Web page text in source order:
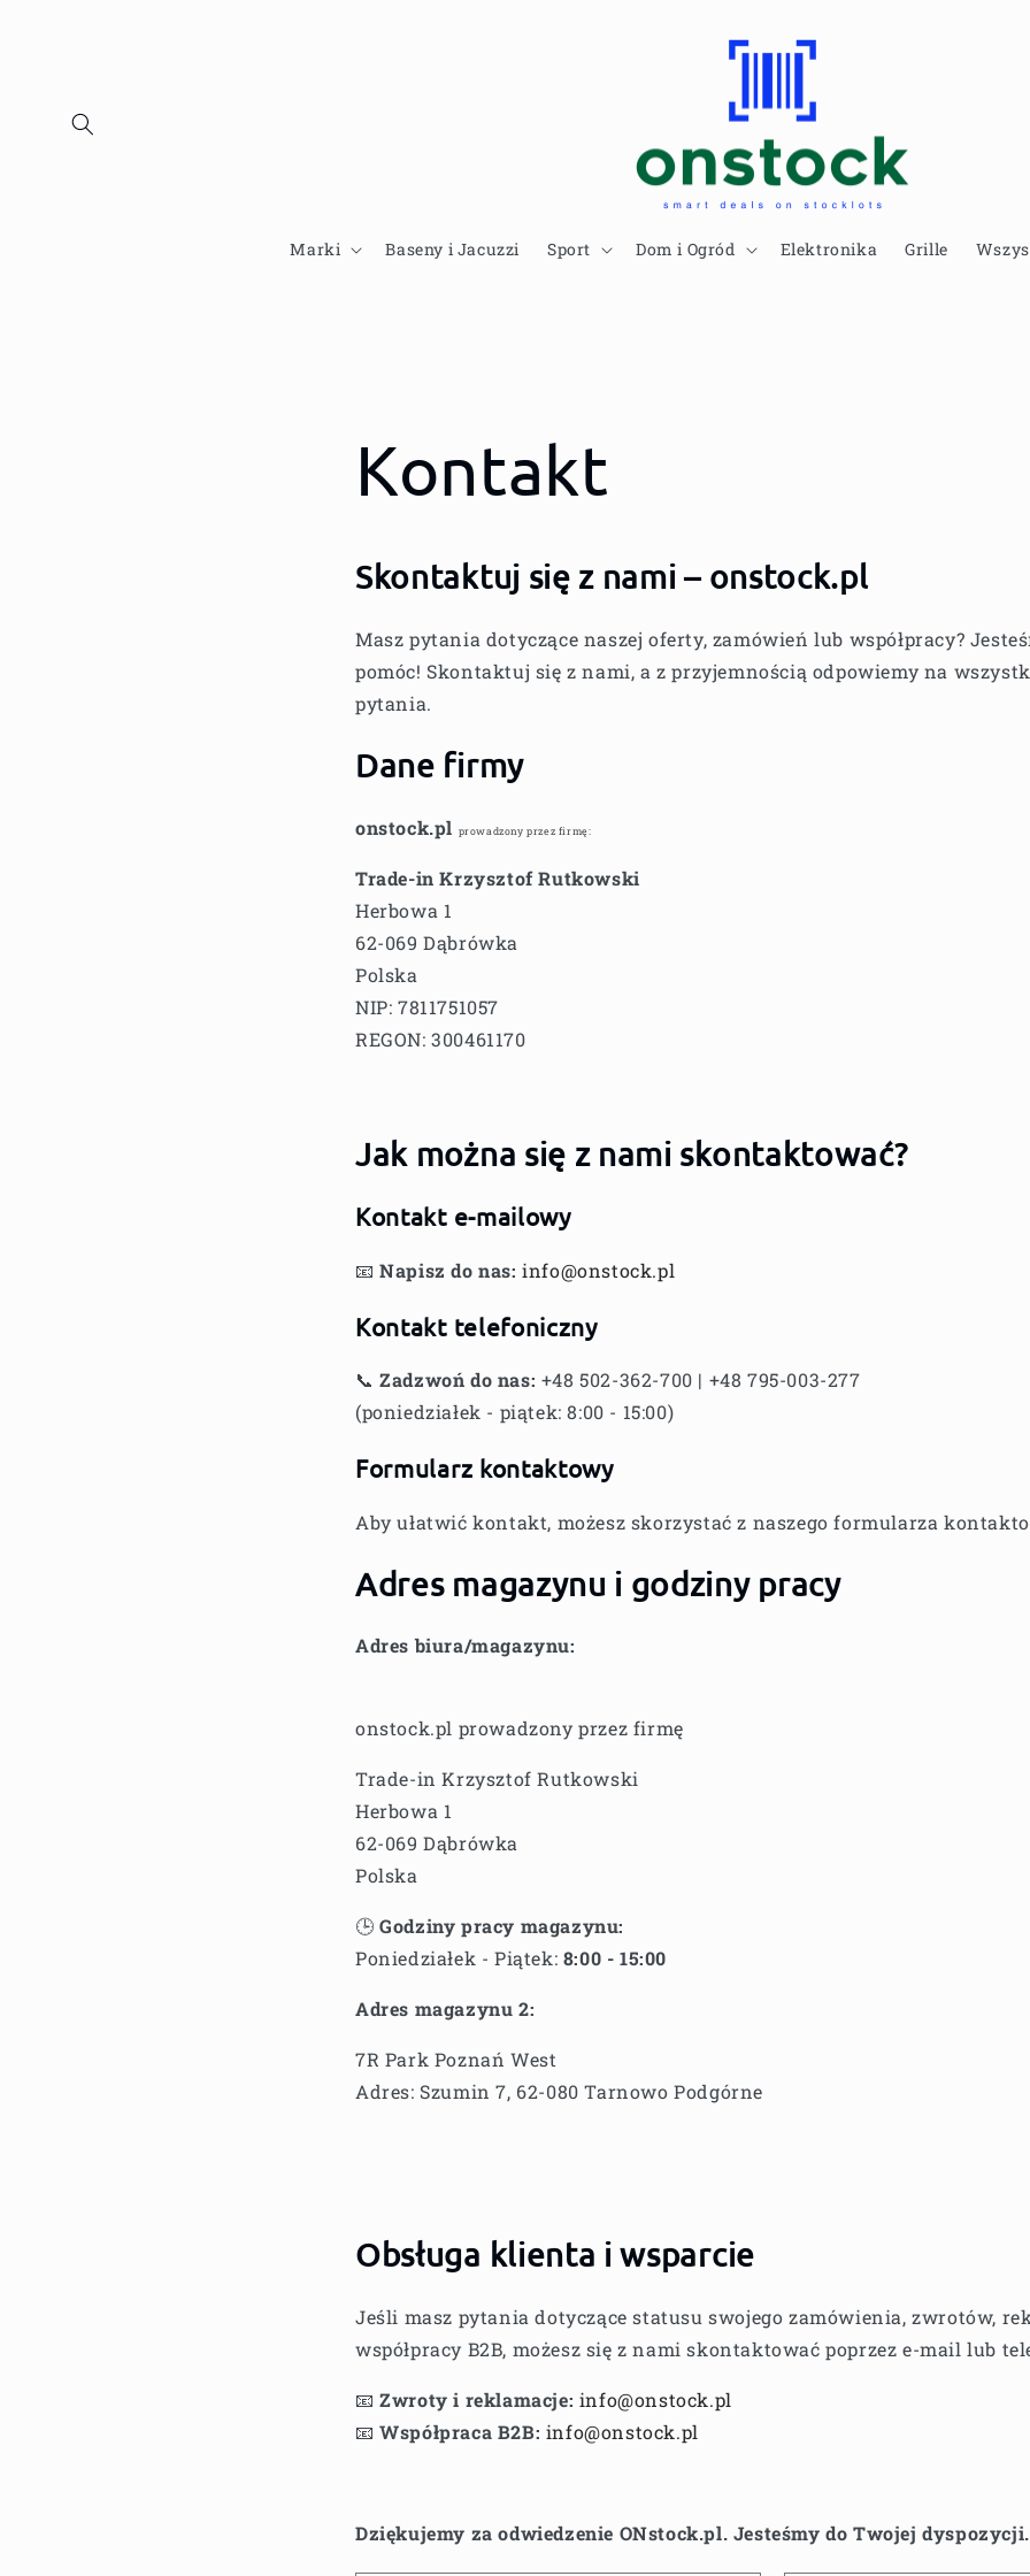
Marki Baseny i Jacuzzi Sport Dom i Ogród Elektronika Grille
Kontakt
Skontaktuj się z nami – onstock.pl
Masz pytania dotyczące naszej oferty, zamówień lub współpracy?
pomóc! Skontaktuj się z nami, a z przyjemnością odpowiemy na
pytania.
Dane firmy
onstock.pl prowadzony przez firmę:
Trade-in Krzysztof Rutkowski
Herbowa 1
62-069 Dąbrówka
Polska
NIP: 7811751057
REGON: 300461170
Jak można się z nami skontaktować?
Kontakt e-mailowy
📧Napisz do nas: info@onstock.pl
Kontakt telefoniczny
📞Zadzwoń do nas: +48 502-362-700 | +48 795-003-277
(poniedziałek - piątek: 8:00 - 15:00)
Formularz kontaktowy
Aby ułatwić kontakt, możesz skorzystać z naszego formularza
Adres magazynu i godziny pracy
Adres biura/magazynu:
onstock.pl prowadzony przez firmę
Trade-in Krzysztof Rutkowski
Herbowa 1
62-069 Dąbrówka
Polska
🕒Godziny pracy magazynu:
Poniedziałek - Piątek: 8:00 - 15:00
Adres magazynu 2:
7R Park Poznań West
Adres: Szumin 7, 62-080 Tarnowo Podgórne
Obsługa klienta i wsparcie
Jeśli masz pytania dotyczące statusu swojego zamówienia, zwrotów,
współpracy B2B, możesz się z nami skontaktować poprzez e-mail lub
📧Zwroty i reklamacje: info@onstock.pl
📧Współpraca B2B: info@onstock.pl
Dziękujemy za odwiedzenie ONstock.pl. Jesteśmy do Twojej dyspozycji.